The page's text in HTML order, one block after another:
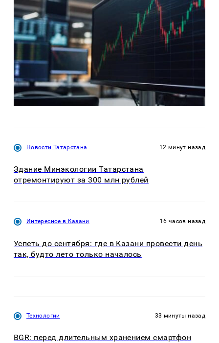
Новости Татарстана 12 минут назад
Здание Минэкологии Татарстана
отремонтируют за 300 млн рублей
Интересное в Казани 16 часов назад
Успеть до сентября: где в Казани провести день
так, будто лето только началось
Технологии 33 минуты назад
BGR: перед длительным хранением смартфон